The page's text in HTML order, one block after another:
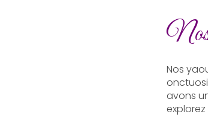
Nos
Nos
avons